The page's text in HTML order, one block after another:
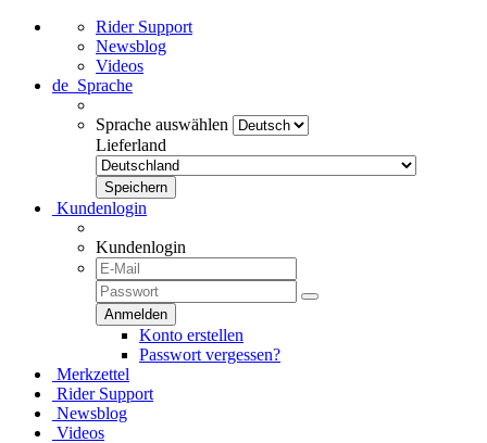
Rider Support
Newsblog
Videos
de Sprache
Sprache auswählen
Lieferland
Kundenlogin
Kundenlogin
Konto erstellen
Passwort vergessen?
Merkzettel
Rider Support
Newsblog
Videos